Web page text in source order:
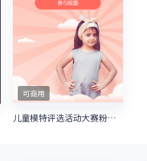
可商用
儿童模特评选活动大赛粉色清新微信投票活动